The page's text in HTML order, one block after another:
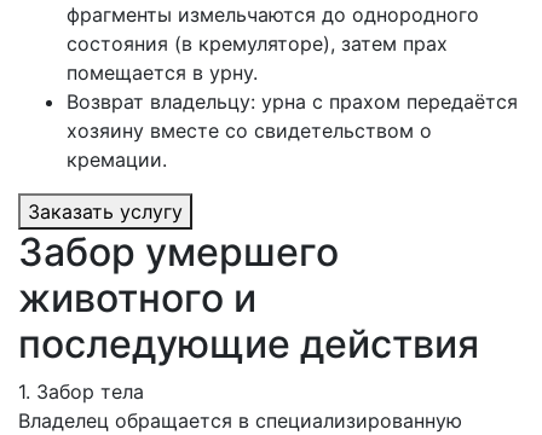
фрагменты измельчаются до однородного
состояния (в кремуляторе), затем прах
помещается в урну.
Возврат владельцу: урна с прахом передаётся
хозяину вместе со свидетельством о
кремации.
Заказать услугу
Забор умершего
животного и
последующие действия
1. Забор тела
Владелец обращается в специализированную